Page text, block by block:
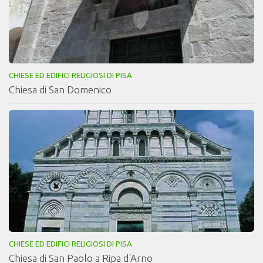
CHIESE ED EDIFICI RELIGIOSI DI PISA
Chiesa di San Domenico
CHIESE ED EDIFICI RELIGIOSI DI PISA
Chiesa di San Paolo a Ripa d'Arno